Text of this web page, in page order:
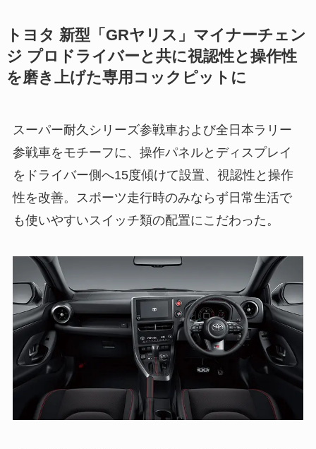
トヨタ 新型「GRヤリス」マイナーチェン
ジ プロドライバーと共に視認性と操作性
を磨き上げた専用コックピットに
スーパー耐久シリーズ参戦車および全日本ラリー
参戦車をモチーフに、操作パネルとディスプレイ
をドライバー側へ15度傾けて設置、視認性と操作
性を改善。スポーツ走行時のみならず日常生活で
も使いやすいスイッチ類の配置にこだわった。